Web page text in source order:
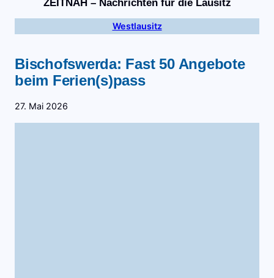
ZEITNAH – Nachrichten für die Lausitz
Westlausitz
Bischofswerda: Fast 50 Angebote
beim Ferien(s)pass
27. Mai 2026